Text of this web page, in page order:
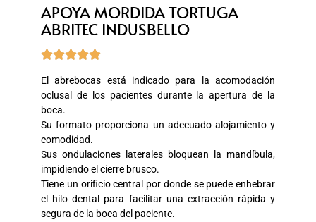
APOYA MORDIDA TORTUGA
ABRITEC INDUSBELLO

El abrebocas está indicado para la acomodación
oclusal de los pacientes durante la apertura de la
boca.
Su formato proporciona un adecuado alojamiento y
comodidad.
Sus ondulaciones laterales bloquean la mandíbula,
impidiendo el cierre brusco.
Tiene un orificio central por donde se puede enhebrar
el hilo dental para facilitar una extracción rápida y
segura de la boca del paciente.